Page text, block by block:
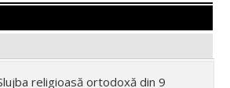
religioasă ortodoxă din 9